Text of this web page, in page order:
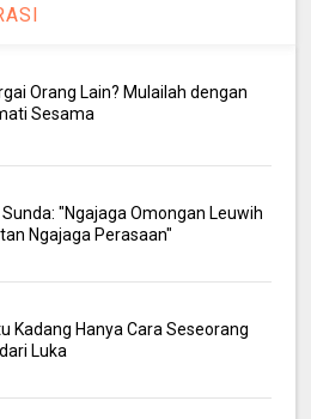
Orang Lain? Mulailah dengan
Sesama
"Ngajaga Omongan Leuwih
Ngajaga Perasaan"
Kadang Hanya Cara Seseorang
Luka